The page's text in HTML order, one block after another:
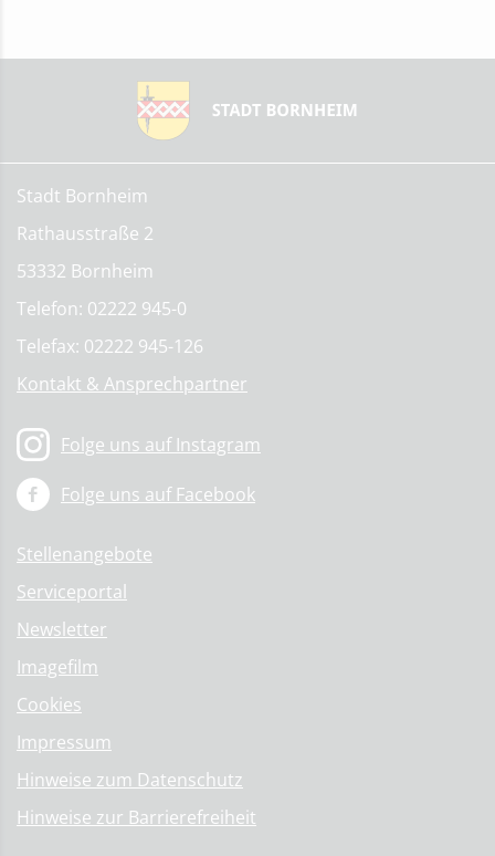
Stadt Bornheim
Rathausstraße 2
53332 Bornheim
Telefon: 02222 945-0
Telefax: 02222 945-126
Kontakt & Ansprechpartner
Folge uns auf Instagram
Folge uns auf Facebook
Stellenangebote
Serviceportal
Newsletter
Imagefilm
Cookies
Impressum
Hinweise zum Datenschutz
Hinweise zur Barrierefreiheit